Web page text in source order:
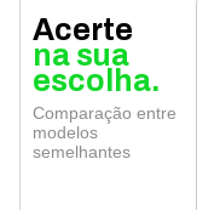
Acerte
na sua
escolha.
Comparação entre
modelos
semelhantes